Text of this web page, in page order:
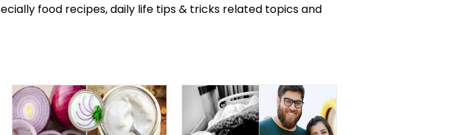
food recipes, daily life tips & tricks related topics and